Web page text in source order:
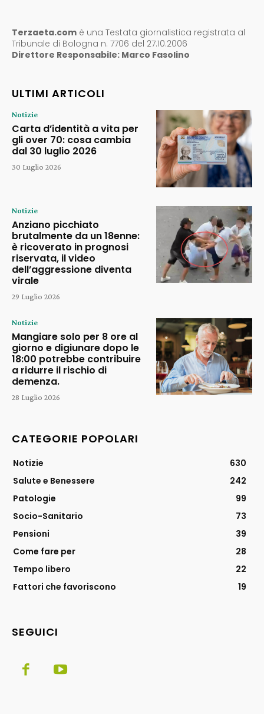
Terzaeta.com è una Testata giornalistica registrata al
Tribunale di Bologna n. 7706 del 27.10.2006
Direttore Responsabile: Marco Fasolino
ULTIMI ARTICOLI
Notizie
Carta d’identità a vita per
gli over 70: cosa cambia
dal 30 luglio 2026
30 Luglio 2026
Notizie
Anziano picchiato
brutalmente da un 18enne:
è ricoverato in prognosi
riservata, il video
dell’aggressione diventa
virale
29 Luglio 2026
Notizie
Mangiare solo per 8 ore al
giorno e digiunare dopo le
18:00 potrebbe contribuire
a ridurre il rischio di
demenza.
28 Luglio 2026
CATEGORIE POPOLARI
Notizie
630
Salute e Benessere
242
Patologie
99
Socio-Sanitario
73
Pensioni
39
Come fare per
28
Tempo libero
22
Fattori che favoriscono
19
SEGUICI